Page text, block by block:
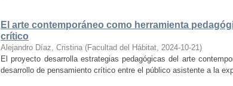
El arte contemporáneo como herramienta
crítico
Alejandro Díaz, Cristina (Facultad del Hábitat, 2024-10-21)
El proyecto desarrolla estrategias pedagógicas del arte
desarrollo de pensamiento crítico entre el público asistente a la